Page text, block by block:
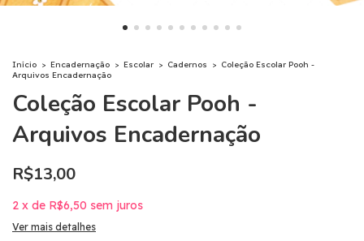
Início > Encadernação > Escolar > Cadernos > Coleção Escolar Pooh -
Arquivos Encadernação
Coleção Escolar Pooh -
Arquivos Encadernação
R$13,00
2 x de R$6,50 sem juros
Ver mais detalhes